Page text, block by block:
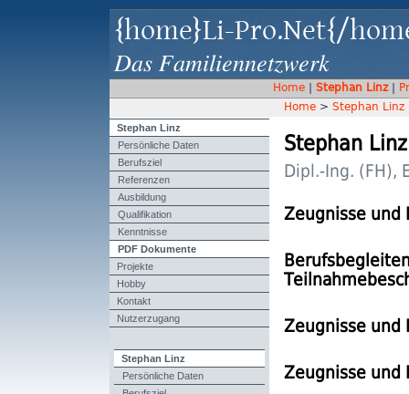
{home}Li-Pro.Net{/
Das Familiennetzwerk
Home| Stephan Linz|
Home > Stephan Linz
Stephan Linz
Persönliche Daten
Berufsziel
Referenzen
Ausbildung
Qualifikation
Kenntnisse
PDF Dokumente
Projekte
Hobby
Kontakt
Nutzerzugang
Stephan Linz
Persönliche Daten
Stephan Linz
Dipl.-Ing. (FH),
Zeugnisse und
Zeugnisse und
Zeugnisse und